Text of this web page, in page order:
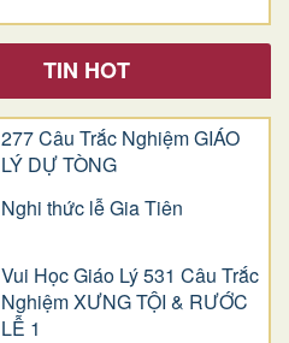
TIN HOT
277 Câu Trắc Nghiệm GIÁO
LÝ DỰ TÒNG
Nghi thức lễ Gia Tiên
Vui Học Giáo Lý 531 Câu Trắc
Nghiệm XƯNG TỘI & RƯỚC
LỄ 1